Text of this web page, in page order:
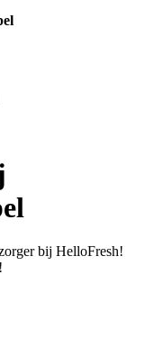
bij HelloFresh!